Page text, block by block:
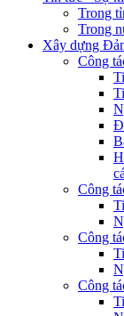
Trong
Trong
Xây dựng
Công
Công
Công
Công